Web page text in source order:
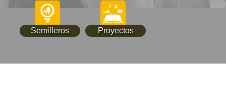
Semilleros Proyectos